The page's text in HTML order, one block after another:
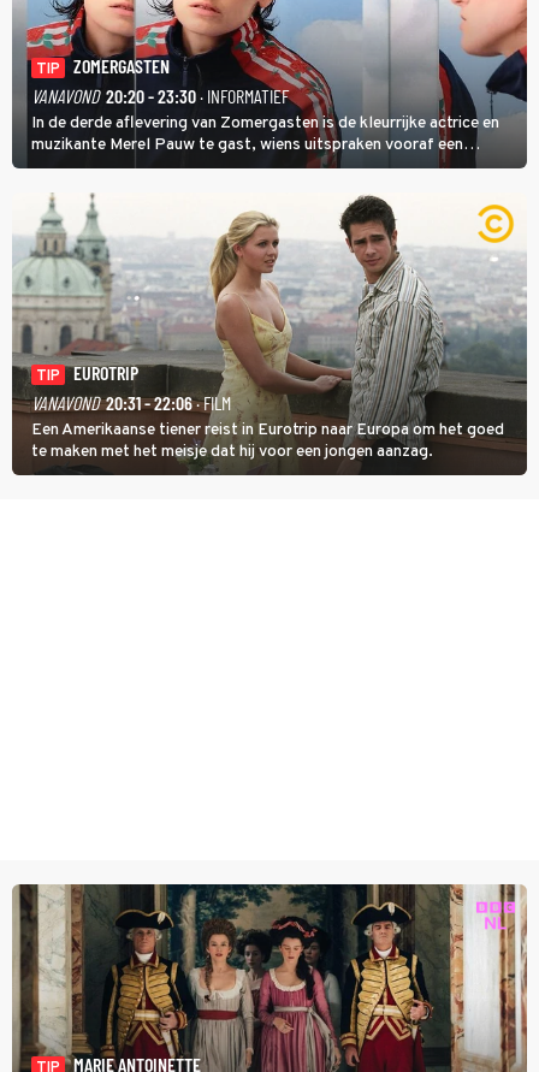
TIP
ZOMERGASTEN
VANAVOND 20:20 - 23:30· INFORMATIEF
In de derde aflevering van Zomergasten is de kleurrijke actrice en
muzikante Merel Pauw te gast, wiens uitspraken vooraf een
boeiende avond beloven: 'Mijn ideale televisieavond is zoals mijn
identiteit: grenzeloos, absurd en vol angsten'.
TIP
EUROTRIP
VANAVOND 20:31 - 22:06· FILM
Een Amerikaanse tiener reist in Eurotrip naar Europa om het goed
te maken met het meisje dat hij voor een jongen aanzag.
TIP
MARIE ANTOINETTE